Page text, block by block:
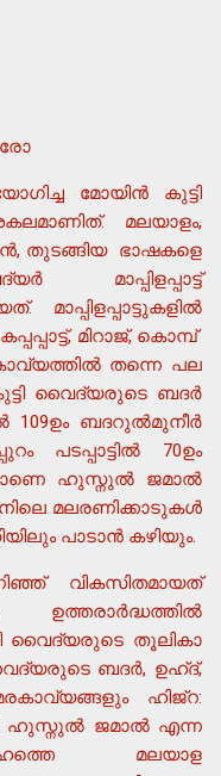
മോയിന്‍ കുട്ടി
മലയാളം,
തുടങ്ങിയ ഭാഷകളെ
മാപ്പിളപ്പാട്ട്
മിറാജ്, കൊമ്പ്
തന്നെ പല
വൈദ്യരുടെ ബദര്‍
109ഉം ബദറുല്‍മുനീര്‍
പടപ്പാട്ടില്‍ 70ഉം
ഹുസ്നുല്‍ ജമാല്‍
മലരണിക്കാടുകള്‍
പാടാന്‍ കഴിയും.
വികസിതമായത്
ഉത്തരാര്‍ദ്ധത്തില്‍
വൈദ്യരുടെ തൂലികാ
ബദര്‍, ഉഹ്ദ്,
ഹിജ്റ:
ഹുസ്നുല്‍ ജമാല്‍ എന്ന
മലയാള